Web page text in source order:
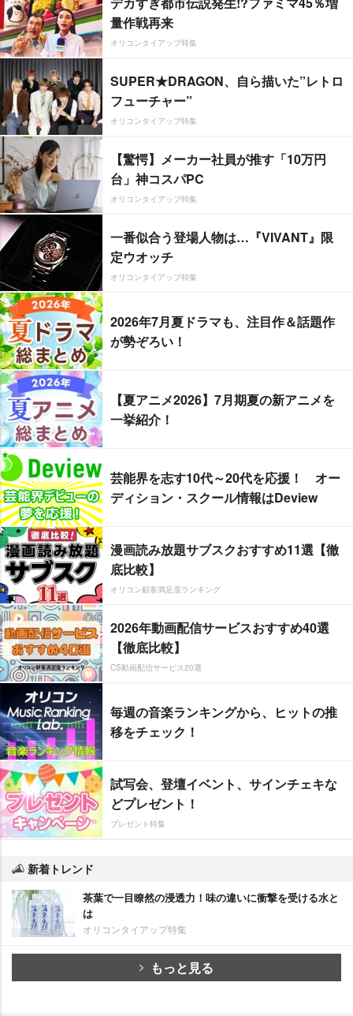
量作戦再来
オリコンタイアップ特集
SUPER★DRAGON、自ら描いた”レトロ
フューチャー”
オリコンタイアップ特集
【驚愕】メーカー社員が推す「10万円
台」神コスパPC
オリコンタイアップ特集
一番似合う登場人物は…『VIVANT』限
定ウオッチ
オリコンタイアップ特集
2026年7月夏ドラマも、注目作＆話題作
が勢ぞろい！
【夏アニメ2026】7月期夏の新アニメを
一挙紹介！
芸能界を志す10代～20代を応援！ オー
ディション・スクール情報はDeview
漫画読み放題サブスクおすすめ11選【徹
底比較】
オリコン顧客満足度ランキング
2026年動画配信サービスおすすめ40選
【徹底比較】
CS動画配信サービス20選
毎週の音楽ランキングから、ヒットの推
移をチェック！
試写会、登壇イベント、サインチェキな
どプレゼント！
プレゼント特集
新着トレンド
茶葉で一目瞭然の浸透力！味の違いに衝撃を受ける水と
は
オリコンタイアップ特集
もっと見る